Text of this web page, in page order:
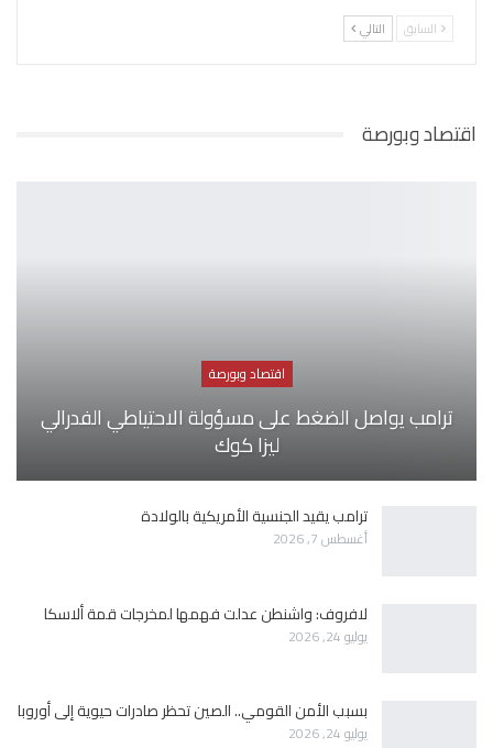
السابق التالي
اقتصاد وبورصة
اقتصاد وبورصة
ترامب يواصل الضغط على مسؤولة الاحتياطي الفدرالي
ليزا كوك
ترامب يقيد الجنسية الأمريكية بالولادة
أغسطس 7, 2026
لافروف: واشنطن عدلت فهمها لمخرجات قمة ألاسكا
يوليو 24, 2026
بسبب الأمن القومي.. الصين تحظر صادرات حيوية إلى أوروبا
يوليو 24, 2026